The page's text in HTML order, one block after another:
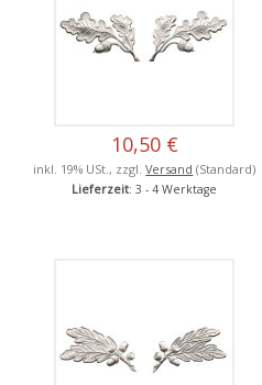
10,50 €
inkl. 19% USt., zzgl.Versand (Standard)
Lieferzeit: 3 - 4 Werktage